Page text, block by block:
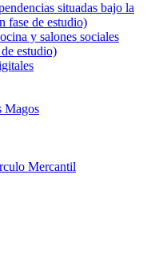
situadas bajo la
fase de estudio)
y salones sociales
estudio)
Magos
Mercantil